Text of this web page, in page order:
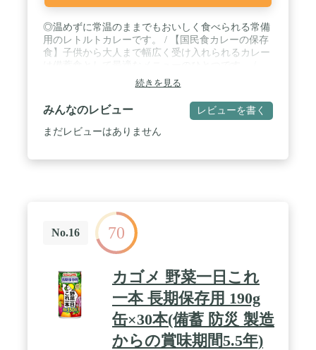
◎温めずに常温のままでもおいしく食べられる常備
用のレトルトカレーです。 / 【国民食カレーの保存
食】子供から大人まで幅広く受け入れられるカレー
【調理無しで食べられる】温めずに常温のままで
も、おいしく滑らかな口当たりで、調理ができない
場所でも食べられます。 / 【ご飯以外のアレンジも
可能】カレーライスとしてのご利用だけではなく、
パンにつけて食べたりする等のアレンジが可能で
続きを見る
みんなのレビュー レビューを書く
まだレビューはありません
No.16 70
カゴメ 野菜一日これ
一本 長期保存用 190g
缶×30本(備蓄 防災 製造
からの賞味期間5.5年)